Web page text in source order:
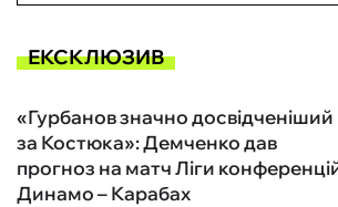
ЕКСКЛЮЗИВ
«Гурбанов значно досвідченіший
за Костюка»: Демченко дав
прогноз на матч Ліги
Динамо – Карабах